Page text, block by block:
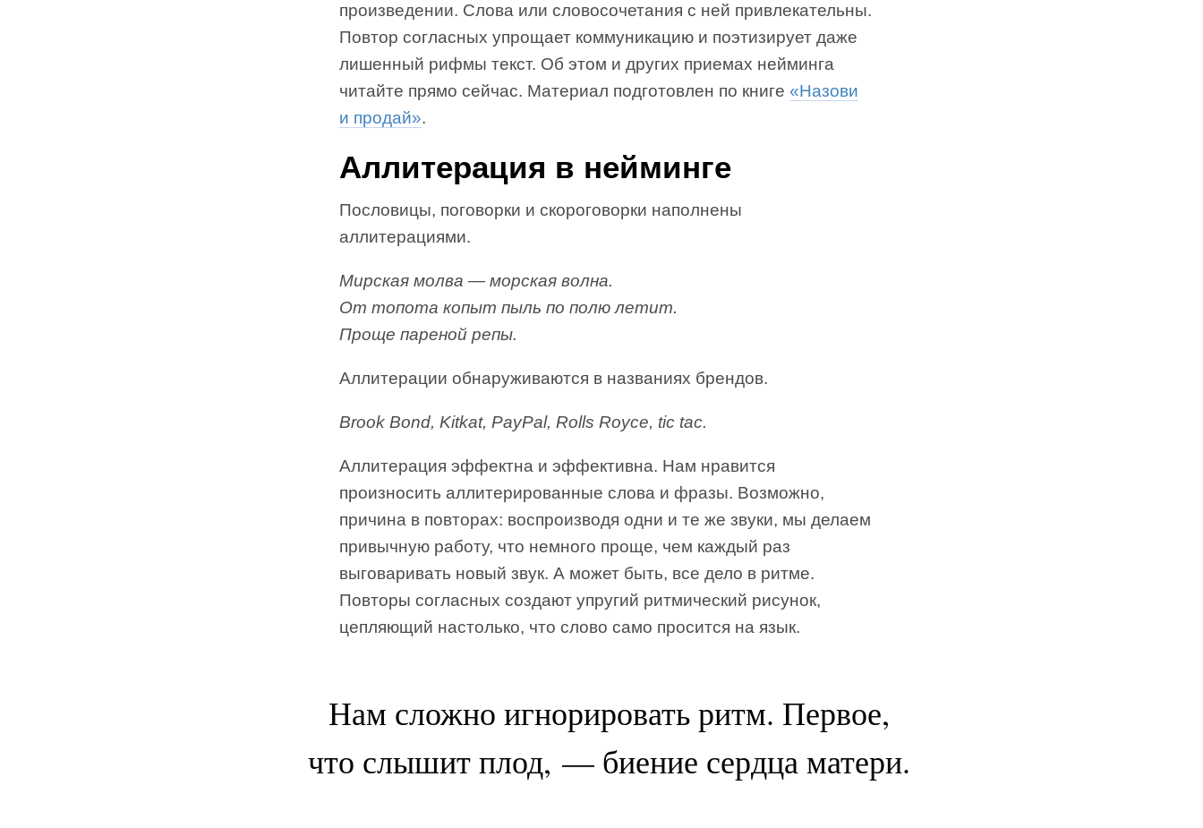
произведении. Слова или словосочетания с ней привлекательны.
Повтор согласных упрощает коммуникацию и поэтизирует даже
лишенный рифмы текст. Об этом и других приемах нейминга
читайте прямо сейчас. Материал подготовлен по книге «Назови
и продай».
Аллитерация в нейминге
Пословицы, поговорки и скороговорки наполнены
аллитерациями.
Мирская молва — морская волна.
От топота копыт пыль по полю летит.
Проще пареной репы.
Аллитерации обнаруживаются в названиях брендов.
Brook Bond, Kitkat, PayPal, Rolls Royce, tic tac.
Аллитерация эффектна и эффективна. Нам нравится
произносить аллитерированные слова и фразы. Возможно,
причина в повторах: воспроизводя одни и те же звуки, мы делаем
привычную работу, что немного проще, чем каждый раз
выговаривать новый звук. А может быть, все дело в ритме.
Повторы согласных создают упругий ритмический рисунок,
цепляющий настолько, что слово само просится на язык.
Нам сложно игнорировать ритм. Первое,
что слышит плод, — биение сердца матери.